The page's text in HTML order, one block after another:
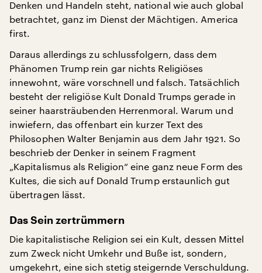
Denken und Handeln steht, national wie auch global
betrachtet, ganz im Dienst der Mächtigen. America
first.
Daraus allerdings zu schlussfolgern, dass dem
Phänomen Trump rein gar nichts Religiöses
innewohnt, wäre vorschnell und falsch. Tatsächlich
besteht der religiöse Kult Donald Trumps gerade in
seiner haarsträubenden Herrenmoral. Warum und
inwiefern, das offenbart ein kurzer Text des
Philosophen Walter Benjamin aus dem Jahr 1921. So
beschrieb der Denker in seinem Fragment
„Kapitalismus als Religion“ eine ganz neue Form des
Kultes, die sich auf Donald Trump erstaunlich gut
übertragen lässt.
Das Sein zertrümmern
Die kapitalistische Religion sei ein Kult, dessen Mittel
zum Zweck nicht Umkehr und Buße ist, sondern,
umgekehrt, eine sich stetig steigernde Verschuldung.